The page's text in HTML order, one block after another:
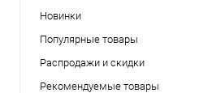
Новинки
Популярные товары
Распродажи и скидки
Рекомендуемые товары